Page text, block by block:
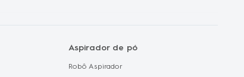
Aspirador de pó
Robô Aspirador